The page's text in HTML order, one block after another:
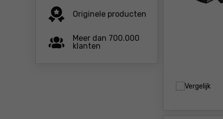
Originele producten
Meer dan 700.000
klanten
Vergelijk